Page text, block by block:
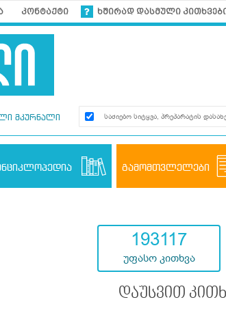
კონტაქტი ხშირად დასმული
მკურნალი
გამომთვლელები
193117
უფასო კითხვა
დაუსვით